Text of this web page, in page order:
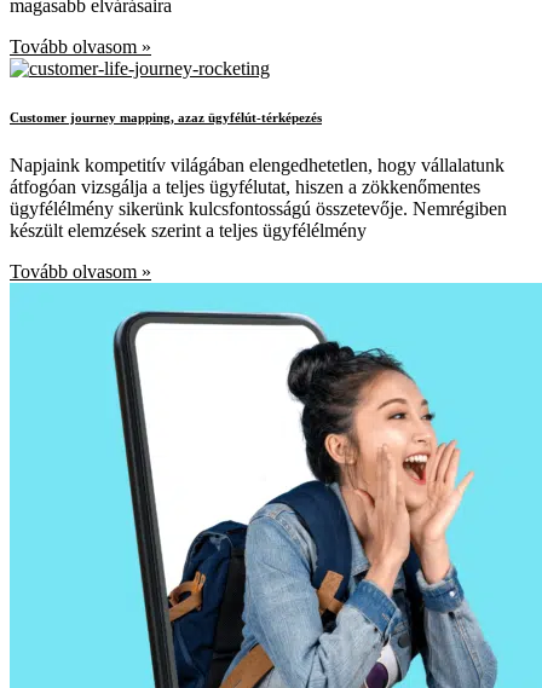
magasabb elvárásaira
Tovább olvasom »
Customer journey mapping, azaz ügyfélút-térképezés
Napjaink kompetitív világában elengedhetetlen, hogy vállalatunk
átfogóan vizsgálja a teljes ügyfélutat, hiszen a zökkenőmentes
ügyfélélmény sikerünk kulcsfontosságú összetevője. Nemrégiben
készült elemzések szerint a teljes ügyfélélmény
Tovább olvasom »